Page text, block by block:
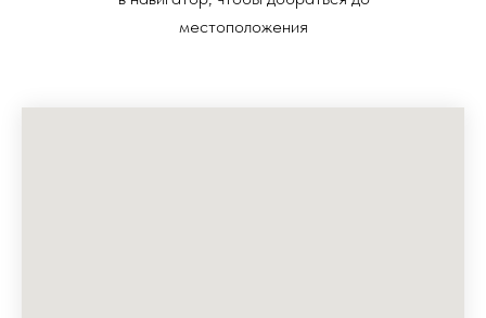
местоположения